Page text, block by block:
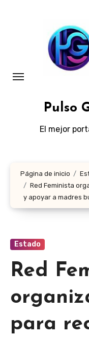
Pulso
El mejor
Página de inicio
Red Feminista
y apoyar a madres
Estado
Red
para